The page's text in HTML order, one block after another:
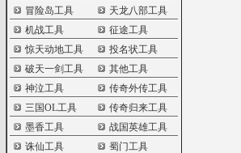
冒险岛工具
天龙八部工具
机战工具
征途工具
惊天动地工具
投名状工具
破天一剑工具
其他工具
神泣工具
传奇外传工具
三国OL工具
传奇归来工具
墨香工具
战国英雄工具
诛仙工具
蜀门工具